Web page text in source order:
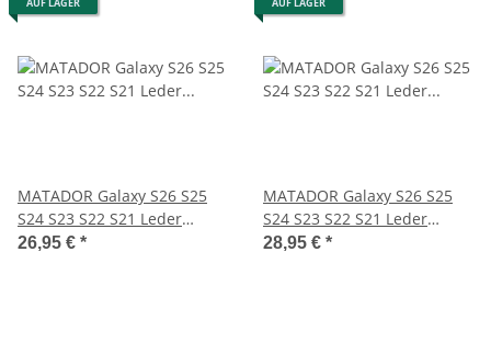
MATADOR Galaxy S26 S25
S24 S23 S22 S21 Leder
Gürteltasche Clip Schwarz
26,95 € *
MATADOR Galaxy S26 S25
S24 S23 S22 S21 Leder
Gürteltasche Schwarz
28,95 € *